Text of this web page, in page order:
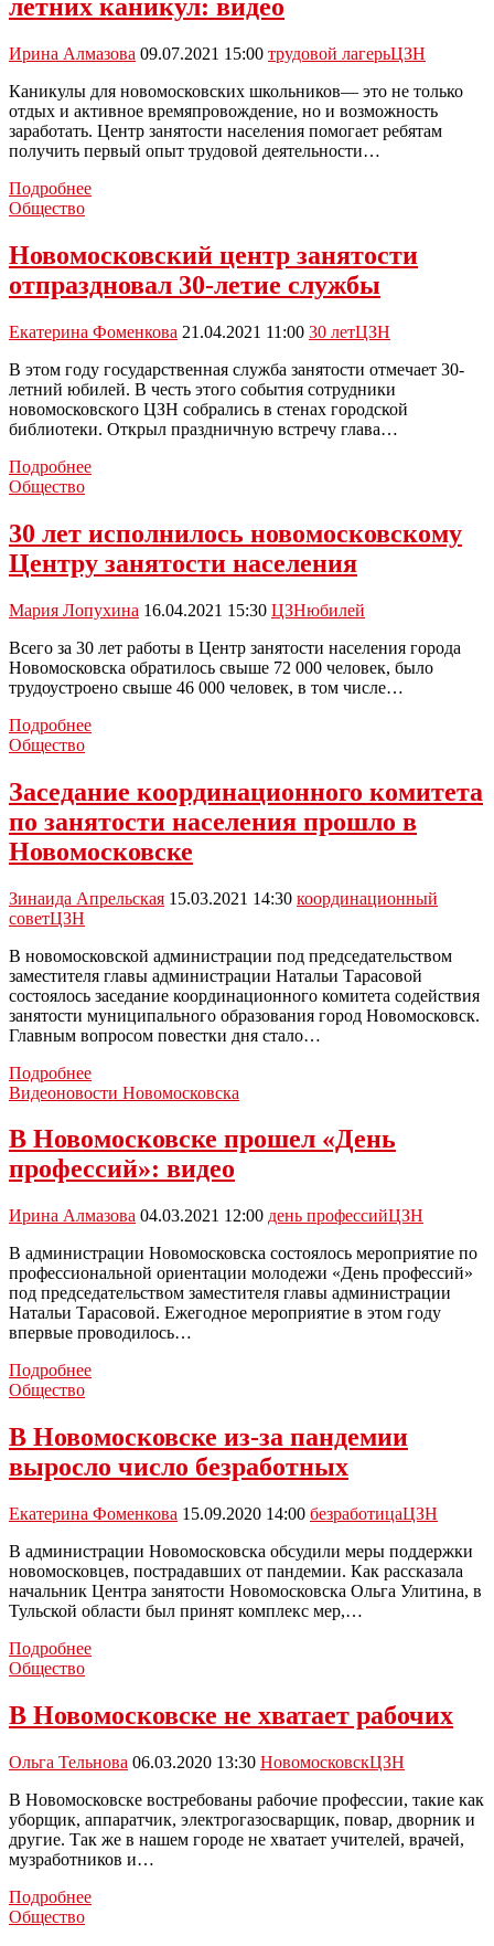
социальной
Новомосковска
встретились
с
осуждёнными
ИК
№
летних каникул: видео
Ирина Алмазова 09.07.2021 15:00 трудовой лагерьЦЗН
Каникулы для новомосковских школьников— это не только
отдых и активное времяпровождение, но и возможность
заработать. Центр занятости населения помогает ребятам
получить первый опыт трудовой деятельности…
ПодробнееЧем
период
летних
видео
Общество
Новомосковский центр занятости
отпраздновал 30-летие службы
Екатерина Фоменкова 21.04.2021 11:00 30 летЦЗН
В этом году государственная служба занятости отмечает 30-
летний юбилей. В честь этого события сотрудники
новомосковского ЦЗН собрались в стенах городской
библиотеки. Открыл праздничную встречу глава…
ПодробнееНовомосковский
30-
летие
Общество
30 лет исполнилось новомосковскому
Центру занятости населения
Мария Лопухина 16.04.2021 15:30 ЦЗНюбилей
Всего за 30 лет работы в Центр занятости населения города
Новомосковска обратилось свыше 72 000 человек, было
трудоустроено свыше 46 000 человек, в том числе…
Подробнее30
Центру
занятости
Общество
Заседание координационного комитета
по занятости населения прошло в
Новомосковске
Зинаида Апрельская 15.03.2021 14:30 координационный
советЦЗН
В новомосковской администрации под председательством
заместителя главы администрации Натальи Тарасовой
состоялось заседание координационного комитета содействия
занятости муниципального образования город Новомосковск.
Главным вопросом повестки дня стало…
ПодробнееЗаседание
координационного
по
занятости
населения
в
Видеоновости Новомосковска
В Новомосковске прошел «День
профессий»: видео
Ирина Алмазова 04.03.2021 12:00 день профессийЦЗН
В администрации Новомосковска состоялось мероприятие по
профессиональной ориентации молодежи «День профессий»
под председательством заместителя главы администрации
Натальи Тарасовой. Ежегодное мероприятие в этом году
впервые проводилось…
ПодробнееВ
профессий»:
видео
Общество
В Новомосковске из-за пандемии
выросло число безработных
Екатерина Фоменкова 15.09.2020 14:00 безработицаЦЗН
В администрации Новомосковска обсудили меры поддержки
новомосковцев, пострадавших от пандемии. Как рассказала
начальник Центра занятости Новомосковска Ольга Улитина, в
Тульской области был принят комплекс мер,…
ПодробнееВ
пандемии
число
Общество
В Новомосковске не хватает рабочих
Ольга Тельнова 06.03.2020 13:30 НовомосковскЦЗН
В Новомосковске востребованы рабочие профессии, такие как
уборщик, аппаратчик, электрогазосварщик, повар, дворник и
другие. Так же в нашем городе не хватает учителей, врачей,
музработников и…
ПодробнееВ
Общество